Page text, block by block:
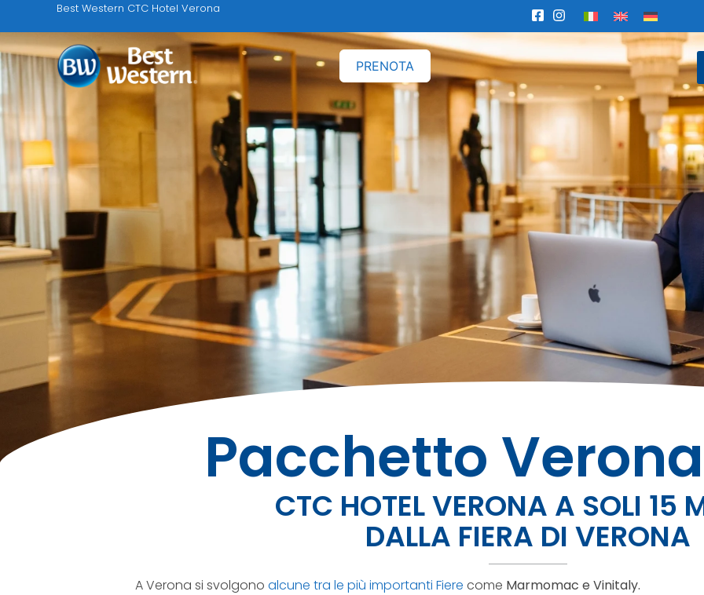
Best Western CTC Hotel Verona
PRENOTA
Pacchetto
CTC HOTEL VERONA A SOLI 15
DALLA FIERA DI VERONA
A Verona si svolgono alcune tra le più importanti Fiere come Marmomac e Vinitaly.